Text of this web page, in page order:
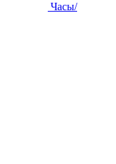
Часы/